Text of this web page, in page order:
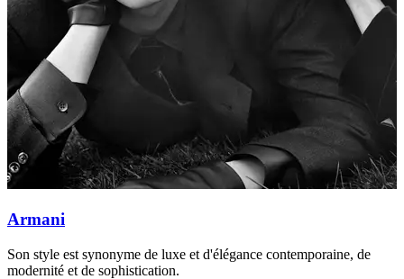
Armani
Son style est synonyme de luxe et d'élégance contemporaine, de
modernité et de sophistication.